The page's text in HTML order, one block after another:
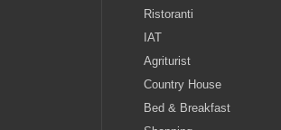
Ristoranti
IAT
Agriturist
Country House
Bed & Breakfast